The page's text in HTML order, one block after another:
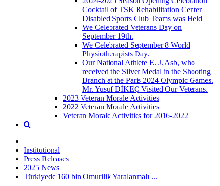
Cocktail of TSK Rehabilitation Center
Disabled Sports Club Teams was Held
We Celebrated Veterans Day on
September 19th.
We Celebrated September 8 World
Physiotherapists Day.
Our National Athlete E. J. Asb, who
received the Silver Medal in the Shooting
Branch at the Paris 2024 Olympic Games.
Mr. Yusuf DİKEÇ Visited Our Veterans.
2023 Veteran Morale Activities
2022 Veteran Morale Activities
Veteran Morale Activities for 2016-2022
Institutional
Press Releases
2025 News
Türkiyede 160 bin Omurilik Yaralanmalı ...